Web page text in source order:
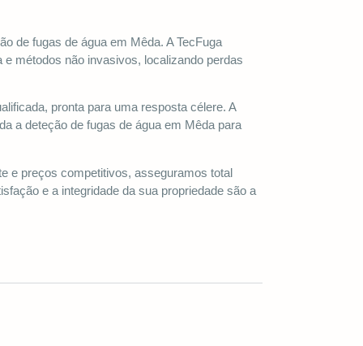
de fugas de água em Mêda. A TecFuga
e métodos não invasivos, localizando perdas
pronta para uma resposta célere. A
a deteção de fugas de água em Mêda para
e preços competitivos, asseguramos total
e a integridade da sua propriedade são a